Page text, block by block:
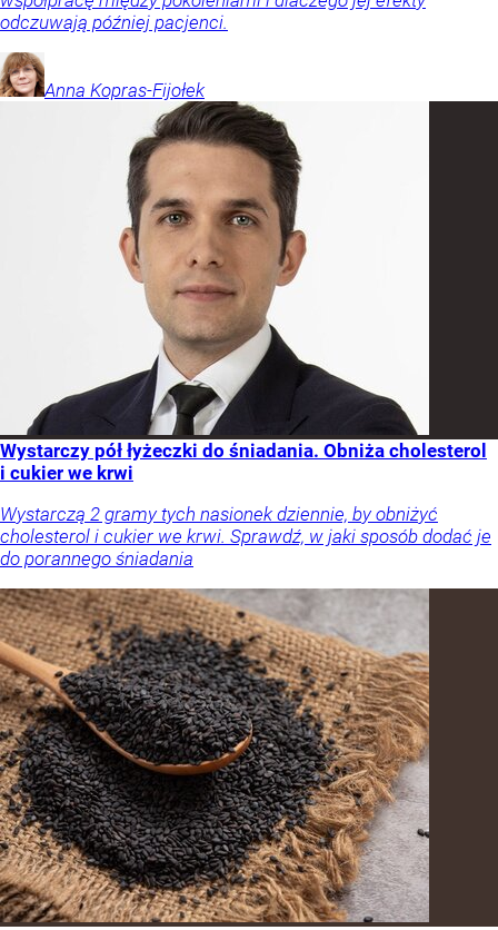
odczuwają później pacjenci.
Anna Kopras-Fijołek
Wystarczy pół łyżeczki do śniadania. Obniża cholesterol
i cukier we krwi
Wystarczą 2 gramy tych nasionek dziennie, by obniżyć
cholesterol i cukier we krwi. Sprawdź, w jaki sposób dodać je
do porannego śniadania